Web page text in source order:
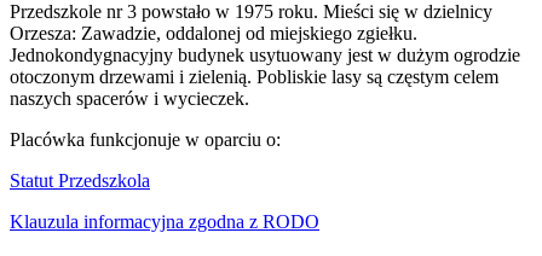
Przedszkole nr 3 powstało w 1975 roku. Mieści się w dzielnicy
Orzesza: Zawadzie, oddalonej od miejskiego zgiełku.
Jednokondygnacyjny budynek usytuowany jest w dużym ogrodzie
otoczonym drzewami i zielenią. Pobliskie lasy są częstym celem
naszych spacerów i wycieczek.
Placówka funkcjonuje w oparciu o:
Statut Przedszkola
Klauzula informacyjna zgodna z RODO